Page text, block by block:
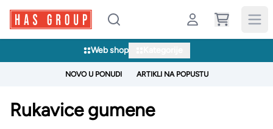
Web shop
NOVO U PONUDI ARTIKLI NA POPUSTU
Rukavice gumene